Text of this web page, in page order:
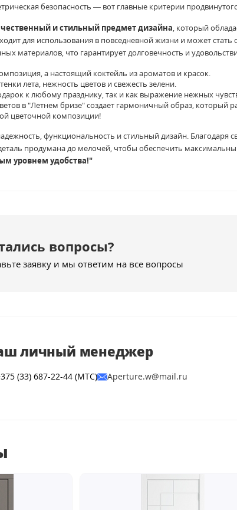
безопасность — вот главные критерии
и стильный предмет дизайна, который
для использования в повседневной жизни и может
материалов, что гарантирует долговечность и
а настоящий коктейль из ароматов и красок.
лета, нежность цветов и свежесть зелени.
к любому празднику, так и как выражение нежных
в "Летнем бризе" создает гармоничный образ, который
цветочной композиции!
функциональность и стильный дизайн. Благодаря
продумана до мелочей, чтобы обеспечить
уровнем удобства!"
вопросы?
заявку и мы ответим на все вопросы
личный менеджер
(33) 687-22-44 (МТС) Aperture.w@mail.ru